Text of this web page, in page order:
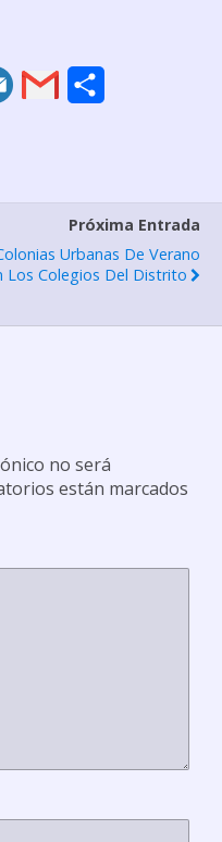
a
r
Próxima Entrada
Urbanas De Verano
Los Colegios Del Distrito
no será
están marcados